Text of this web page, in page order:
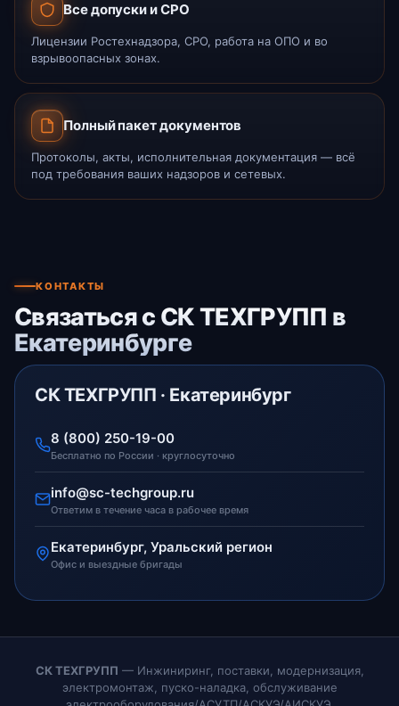
Все допуски и СРО
Лицензии Ростехнадзора, СРО, работа на ОПО и во
взрывоопасных зонах.
Полный пакет документов
Протоколы, акты, исполнительная документация — всё
под требования ваших надзоров и сетевых.
КОНТАКТЫ
Связаться с СК ТЕХГРУПП в
Екатеринбурге
СК ТЕХГРУПП · Екатеринбург
8 (800) 250-19-00
Бесплатно по России · круглосуточно
info@sc-techgroup.ru
Ответим в течение часа в рабочее время
Екатеринбург, Уральский регион
Офис и выездные бригады
СК ТЕХГРУПП — Инжиниринг, поставки, модернизация,
электромонтаж, пуско-наладка, обслуживание